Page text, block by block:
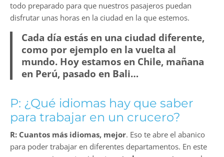
todo preparado para que nuestros pasajeros puedan
disfrutar unas horas en la ciudad en la que estemos.
Cada día estás en una ciudad diferente,
como por ejemplo en la vuelta al
mundo. Hoy estamos en Chile, mañana
en Perú, pasado en Bali…
P: ¿Qué idiomas hay que saber
para trabajar en un crucero?
R: Cuantos más idiomas, mejor. Eso te abre el abanico
para poder trabajar en diferentes departamentos. En este